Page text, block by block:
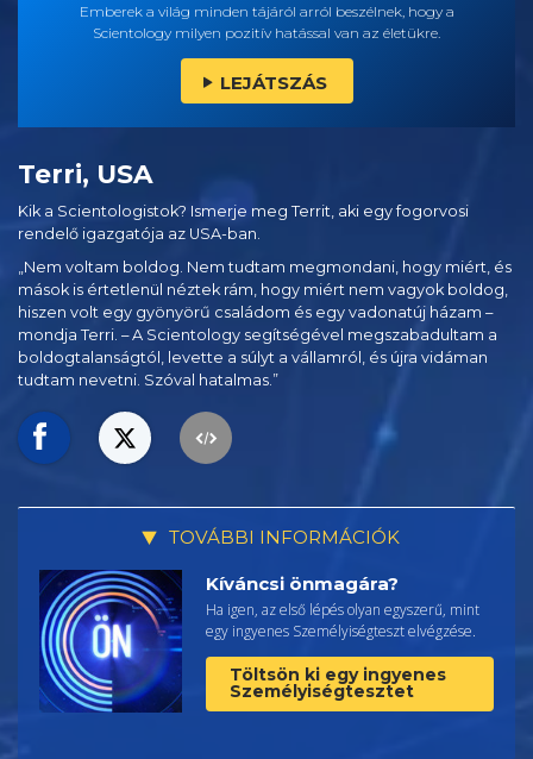
Emberek a világ minden tájáról arról beszélnek, hogy a
Scientology milyen pozitív hatással van az életükre.
LEJÁTSZÁS
Terri, USA
Kik a Scientologistok? Ismerje meg Territ, aki egy fogorvosi
rendelő igazgatója az USA-ban.
„Nem voltam boldog. Nem tudtam megmondani, hogy miért, és
mások is értetlenül néztek rám, hogy miért nem vagyok boldog,
hiszen volt egy gyönyörű családom és egy vadonatúj házam –
mondja Terri. – A Scientology segítségével megszabadultam a
boldogtalanságtól, levette a súlyt a vállamról, és újra vidáman
tudtam nevetni. Szóval hatalmas.”
TOVÁBBI INFORMÁCIÓK
Kíváncsi önmagára?
Ha igen, az első lépés olyan egyszerű, mint
egy ingyenes Személyiségteszt elvégzése.
Töltsön ki egy ingyenes
Személyiségtesztet